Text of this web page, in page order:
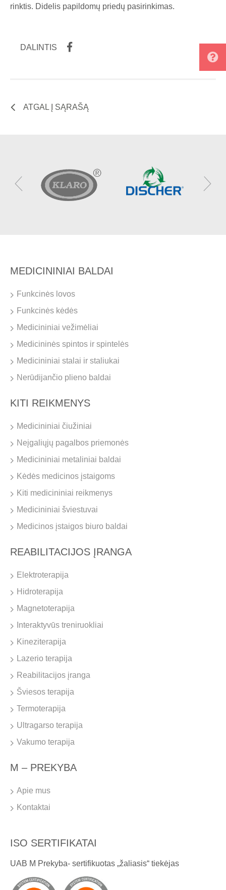
rinktis. Didelis papildomų priedų pasirinkimas.
DALINTIS
ATGAL Į SĄRAŠĄ
MEDICININIAI BALDAI
Funkcinės lovos
Funkcinės kėdės
Medicininiai vežimėliai
Medicininės spintos ir spintelės
Medicininiai stalai ir staliukai
Nerūdijančio plieno baldai
KITI REIKMENYS
Medicininiai čiužiniai
Neįgaliųjų pagalbos priemonės
Medicininiai metaliniai baldai
Kėdės medicinos įstaigoms
Kiti medicininiai reikmenys
Medicininiai šviestuvai
Medicinos įstaigos biuro baldai
REABILITACIJOS ĮRANGA
Elektroterapija
Hidroterapija
Magnetoterapija
Interaktyvūs treniruokliai
Kineziterapija
Lazerio terapija
Reabilitacijos įranga
Šviesos terapija
Termoterapija
Ultragarso terapija
Vakumo terapija
M – PREKYBA
Apie mus
Kontaktai
ISO SERTIFIKATAI
UAB M Prekyba- sertifikuotas „žaliasis“ tiekėjas